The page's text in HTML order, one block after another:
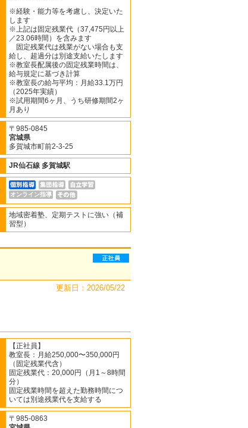
※経験・能力等を考慮し、決定いた
します
※上記は固定残業代（37,475円以上
／23.06時間）を含みます
固定残業代は残業がない場合も支
給し、超過分は別途支給いたします
※教室長配属後の固定残業時間は、
給与規定に基づき計算
※教室長の給与平均：月給33.1万円
（2025年実績）
※試用期間6ヶ月、うち研修期間2ヶ
月あり
〒985-0845
宮城県
多賀城市町前2-3-25
JR仙石線 多賀城駅
オンライン指導
地域密着塾、定期テストに強い（補
習型）
更新日：2026/05/22
【正社員】
教室長：月給250,000〜350,000円
（固定残業代含）
固定残業代：20,000円（月1～8時間
分）
固定残業時間を超えた勤務時間につ
いては別途残業代を支給する
〒985-0863